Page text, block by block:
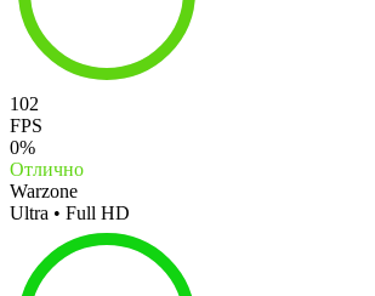
102
FPS
0%
Отлично
Warzone
Ultra • Full HD